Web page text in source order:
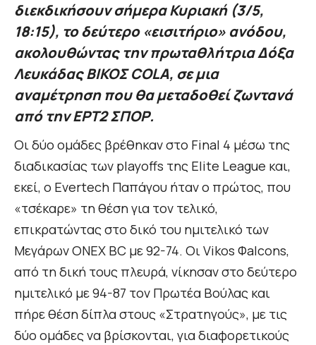
διεκδικήσουν σήμερα Κυριακή (3/5,
18:15), το δεύτερο «εισιτήριο» ανόδου,
ακολουθώντας την πρωταθλήτρια Δόξα
Λευκάδας ΒΙΚΟΣ COLA, σε μια
αναμέτρηση που θα μεταδοθεί ζωντανά
από την ΕΡΤ2 ΣΠΟΡ.
Οι δύο ομάδες βρέθηκαν στο Final 4 μέσω της
διαδικασίας των playoffs της Elite League και,
εκεί, ο Evertech Παπάγου ήταν ο πρώτος, που
«τσέκαρε» τη θέση για τον τελικό,
επικρατώντας στο δικό του ημιτελικό των
Μεγάρων ONEX BC με 92-74. Οι Vikos Φalcons,
από τη δική τους πλευρά, νίκησαν στο δεύτερο
ημιτελικό με 94-87 τον Πρωτέα Βούλας και
πήρε θέση δίπλα στους «Στρατηγούς», με τις
δύο ομάδες να βρίσκονται, για διαφορετικούς